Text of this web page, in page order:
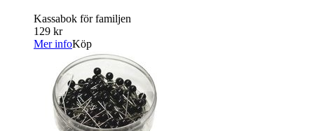
Kassabok för familjen
129 kr
Mer infoKöp